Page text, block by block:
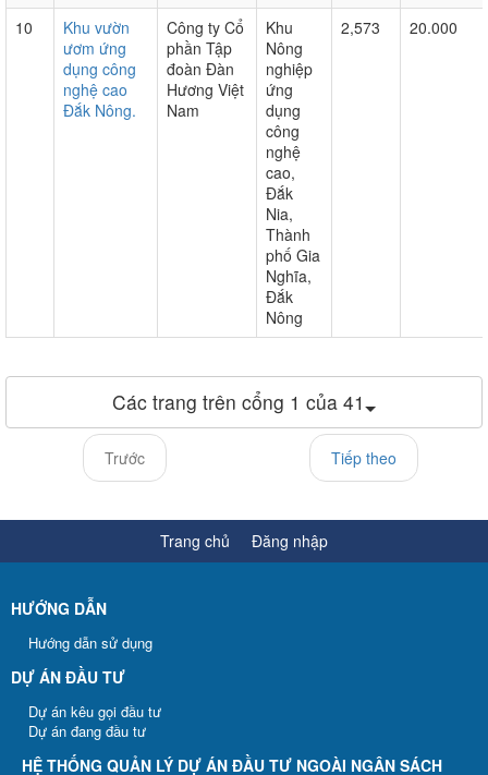
10
Khu vườn
ươm ứng
dụng công
nghệ cao
Đắk Nông.
Công ty Cổ
phần Tập
đoàn Đàn
Hương Việt
Nam
Khu
Nông
nghiệp
ứng
dụng
công
nghệ
cao,
Đắk
Nia,
Thành
phố Gia
Nghĩa,
Đắk
Nông
2,573 20.000
Các trang trên cổng 1 của 41
Trước Tiếp theo
Trang chủ Đăng nhập
HƯỚNG DẪN
Hướng dẫn sử dụng
DỰ ÁN ĐẦU TƯ
Dự án kêu gọi đầu tư
Dự án đang đầu tư
HỆ THỐNG QUẢN LÝ DỰ ÁN ĐẦU TƯ NGOÀI NGÂN SÁCH